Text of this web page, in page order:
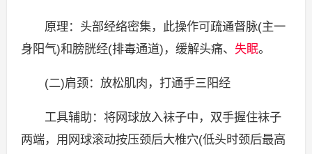
原理：头部经络密集，此操作可疏通督脉(主一
身阳气)和膀胱经(排毒通道)，缓解头痛、 失眠。
(二)肩颈：放松肌肉，打通手三阳经
工具辅助：将网球放入袜子中，双手握住袜子
两端，用网球滚动按压颈后大椎穴(低头时颈后最高